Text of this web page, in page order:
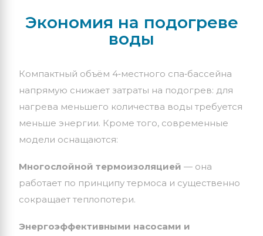
Экономия на подогреве
воды
Компактный объём 4‑местного спа‑бассейна
напрямую снижает затраты на подогрев: для
нагрева меньшего количества воды требуется
меньше энергии. Кроме того, современные
модели оснащаются:
Многослойной термоизоляцией — она
работает по принципу термоса и существенно
сокращает теплопотери.
Энергоэффективными насосами и